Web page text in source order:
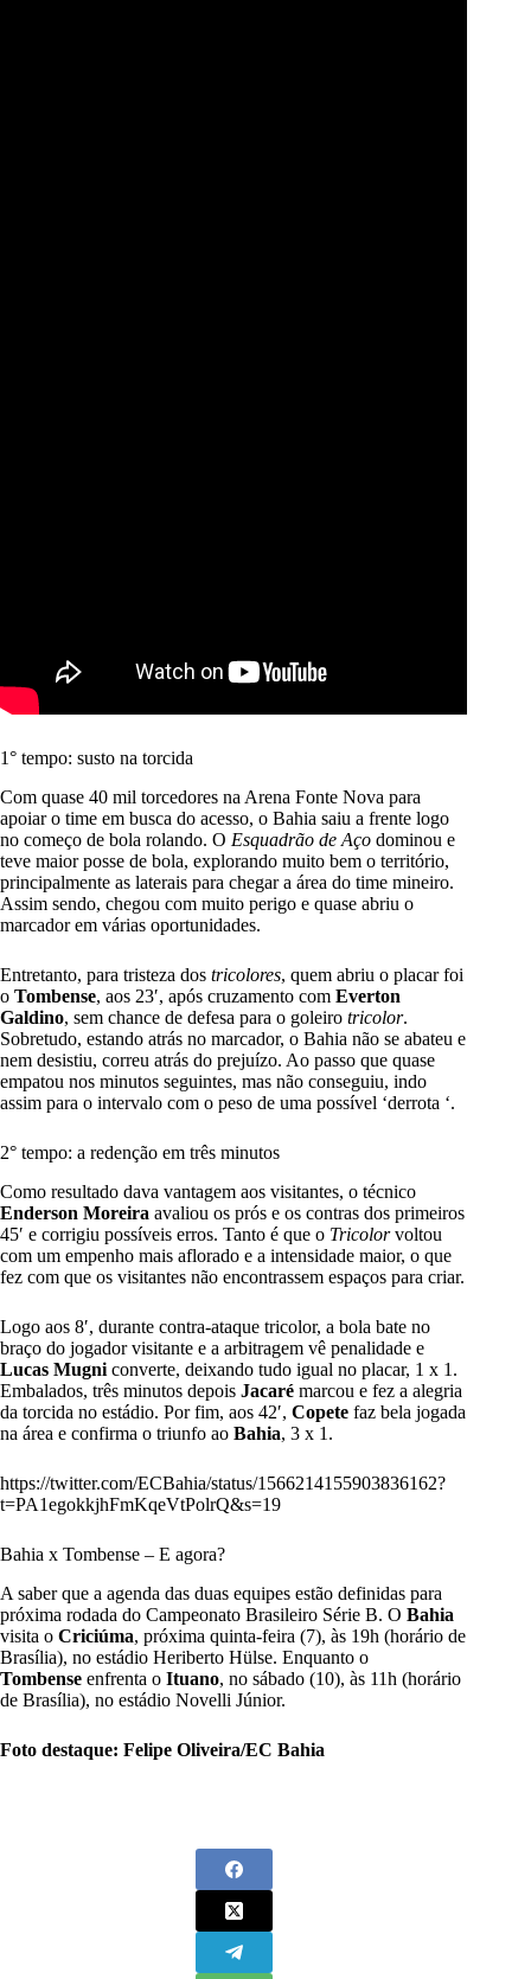
1° tempo: susto na torcida
Com quase 40 mil torcedores na Arena Fonte Nova para
apoiar o time em busca do acesso, o Bahia saiu a frente logo
no começo de bola rolando. O Esquadrão de Aço dominou e
teve maior posse de bola, explorando muito bem o território,
principalmente as laterais para chegar a área do time mineiro.
Assim sendo, chegou com muito perigo e quase abriu o
marcador em várias oportunidades.
Entretanto, para tristeza dos tricolores, quem abriu o placar foi
o Tombense, aos 23′, após cruzamento com Everton
Galdino, sem chance de defesa para o goleiro tricolor.
Sobretudo, estando atrás no marcador, o Bahia não se abateu e
nem desistiu, correu atrás do prejuízo. Ao passo que quase
empatou nos minutos seguintes, mas não conseguiu, indo
assim para o intervalo com o peso de uma possível ‘derrota ‘.
2° tempo: a redenção em três minutos
Como resultado dava vantagem aos visitantes, o técnico
Enderson Moreira avaliou os prós e os contras dos primeiros
45′ e corrigiu possíveis erros. Tanto é que o Tricolorvoltou
com um empenho mais aflorado e a intensidade maior, o que
fez com que os visitantes não encontrassem espaços para criar.
Logo aos 8′, durante contra-ataque tricolor, a bola bate no
braço do jogador visitante e a arbitragem vê penalidade e
Lucas Mugni converte, deixando tudo igual no placar, 1 x 1.
Embalados, três minutos depois Jacaré marcou e fez a alegria
da torcida no estádio. Por fim, aos 42′, Copete faz bela jogada
na área e confirma o triunfo ao Bahia, 3 x 1.
https://twitter.com/ECBahia/status/1566214155903836162?
t=PA1egokkjhFmKqeVtPolrQ&s=19
Bahia x Tombense – E agora?
A saber que a agenda das duas equipes estão definidas para
próxima rodada do Campeonato Brasileiro Série B. O Bahia
visita o Criciúma, próxima quinta-feira (7), às 19h (horário de
Brasília), no estádio Heriberto Hülse. Enquanto o
Tombense enfrenta o Ituano, no sábado (10), às 11h (horário
de Brasília), no estádio Novelli Júnior.
Foto destaque: Felipe Oliveira/EC Bahia